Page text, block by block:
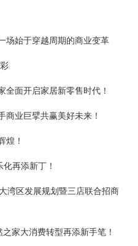
场始于穿越周期的商业变革
面开启家居新零售时代！
商业巨擘共赢美好未来！
煌！
再添新丁！
湾区发展规划暨三店联合招商
家大消费转型再添新手笔！